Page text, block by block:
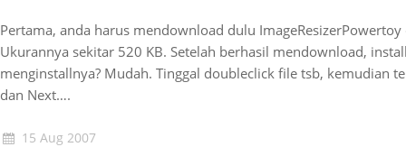
Pertama, anda harus mendownload dulu
Ukurannya sekitar 520 KB. Setelah berhasil mendownload,
menginstallnya? Mudah. Tinggal doubleclick file tsb, kemudian
dan Next….
15 Aug 2007